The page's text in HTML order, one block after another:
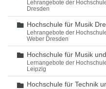
Lehrangebote der
Dresden
Ordner
Hochschule für Musik
Lehrangebote der
Weber Dresden
Ordner
Hochschule für Musik
Lernangebote der
Leipzig
Ordner
Hochschule für Technik